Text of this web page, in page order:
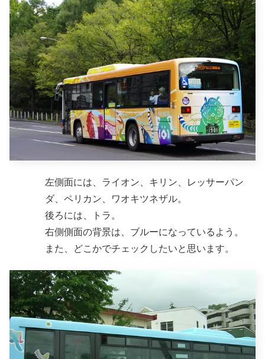
左側面には、ライオン、キリン、レッサーパン
ダ、ペリカン、ワオキツネザル。
後ろには、トラ。
右側側面の背景は、ブルーになっているよう。
また、どこかでチェックしたいと思います。